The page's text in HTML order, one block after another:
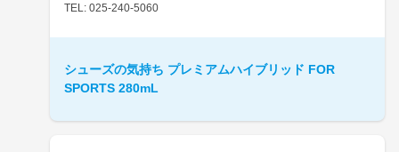
TEL: 025-240-5060
シューズの気持ち プレミアムハイブリッド FOR
SPORTS 280mL